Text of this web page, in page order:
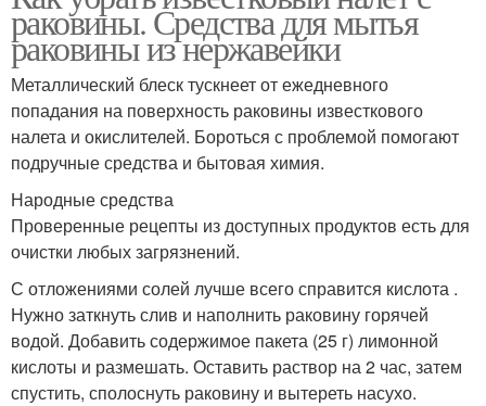
раковины. Средства для мытья
раковины из нержавейки
Металлический блеск тускнеет от ежедневного
попадания на поверхность раковины известкового
налета и окислителей. Бороться с проблемой помогают
подручные средства и бытовая химия.
Народные средства
Проверенные рецепты из доступных продуктов есть для
очистки любых загрязнений.
С отложениями солей лучше всего справится кислота .
Нужно заткнуть слив и наполнить раковину горячей
водой. Добавить содержимое пакета (25 г) лимонной
кислоты и размешать. Оставить раствор на 2 час, затем
спустить, сполоснуть раковину и вытереть насухо.